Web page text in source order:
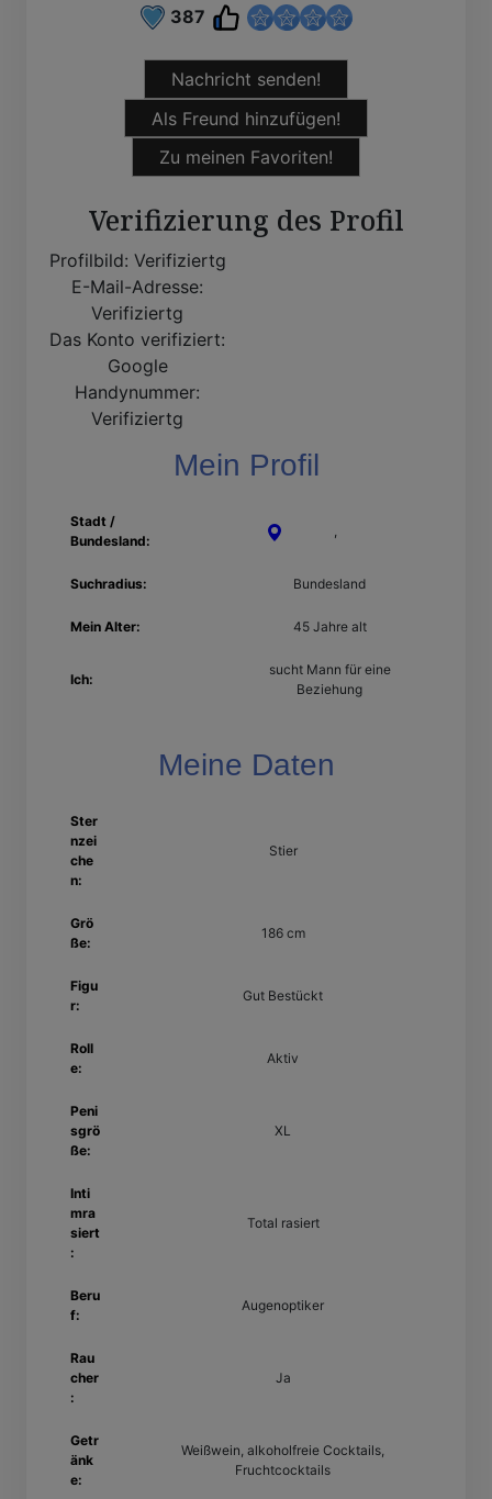
387
Nachricht senden!
Als Freund hinzufügen!
Zu meinen Favoriten!
Verifizierung des Profil
Profilbild: Verifiziertg
E-Mail-Adresse:
Verifiziertg
Das Konto verifiziert:
Google
Handynummer:
Verifiziertg
Mein Profil
Stadt /
Bundesland:
,
Suchradius: Bundesland
Mein Alter: 45 Jahre alt
Ich:
sucht Mann für eine
Beziehung
Meine Daten
Ster
nzei
che
n:
Stier
Grö
ße:
186 cm
Figu
r:
Gut Bestückt
Roll
e:
Aktiv
Peni
sgrö
ße:
XL
Inti
mra
siert
:
Total rasiert
Beru
f:
Augenoptiker
Rau
cher
:
Ja
Getr
änk
e:
Weißwein, alkoholfreie Cocktails,
Fruchtcocktails